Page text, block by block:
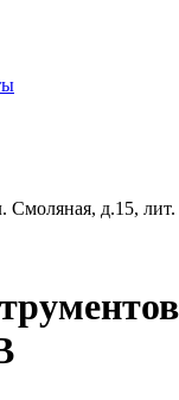
Смоляная, д.15,